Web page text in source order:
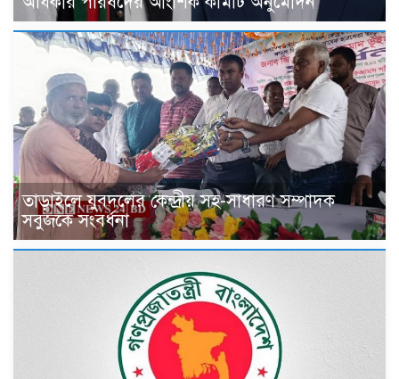
তাড়াইলে যুবদলের কেন্দ্রীয় সহ-সাধারণ সম্পাদক
সবুজকে সংবর্ধনা